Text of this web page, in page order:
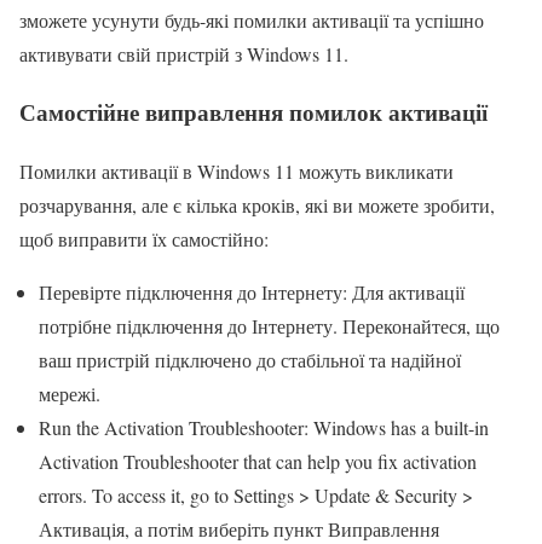
зможете усунути будь-які помилки активації та успішно
активувати свій пристрій з Windows 11.
Самостійне виправлення помилок активації
Помилки активації в Windows 11 можуть викликати
розчарування, але є кілька кроків, які ви можете зробити,
щоб виправити їх самостійно:
Перевірте підключення до Інтернету: Для активації
потрібне підключення до Інтернету. Переконайтеся, що
ваш пристрій підключено до стабільної та надійної
мережі.
Run the Activation Troubleshooter: Windows has a built-in
Activation Troubleshooter that can help you fix activation
errors. To access it, go to Settings > Update & Security >
Активація, а потім виберіть пункт Виправлення